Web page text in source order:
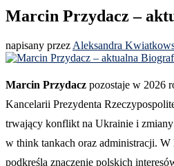
Marcin Przydacz –
napisany przez Aleksandra
Marcin Przydacz pozostaje w 2026
Kancelarii Prezydenta
trwający konflikt na Ukrainie i zmiany
w think tankach oraz administracji.
podkreśla znaczenie polskich